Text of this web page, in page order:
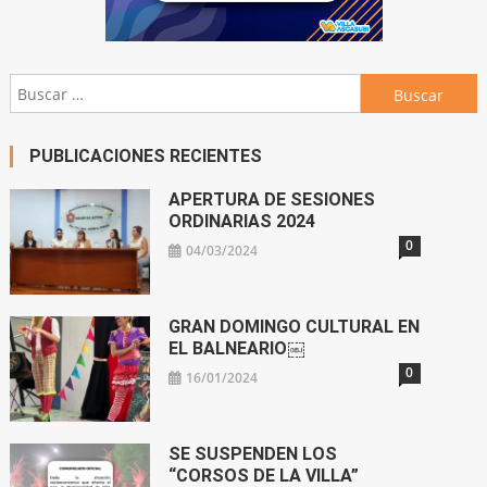
Buscar:
PUBLICACIONES RECIENTES
APERTURA DE SESIONES
ORDINARIAS 2024
04/03/2024 0
GRAN DOMINGO CULTURAL EN
EL BALNEARIO￼
16/01/2024 0
SE SUSPENDEN LOS
“CORSOS DE LA VILLA”